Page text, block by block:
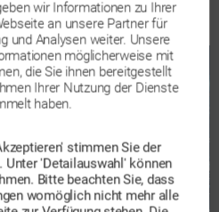
Kategorien
InAllgemein
wir Informationen zu Ihrer
an unsere Partner für
und Analysen weiter. Unsere
möglicherweise mit
die Sie ihnen bereitgestellt
Ihrer Nutzung der Dienste
haben.
stimmen Sie der
Unter 'Detailauswahl' können
Bitte beachten Sie, dass
womöglich nicht mehr alle